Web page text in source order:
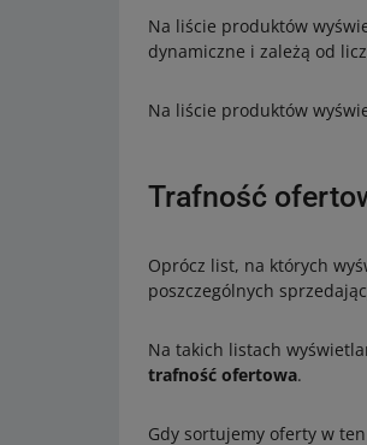
Na liście produktów
dynamiczne i zależą od
Na liście produktów
Trafność
Oprócz list, na których
poszczególnych
Na takich listach
trafność ofertowa.
Gdy sortujemy oferty w